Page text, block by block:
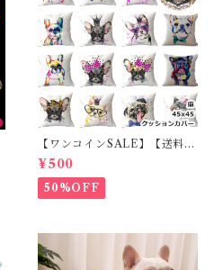
【ワンコインSALE】【送料無
料】KM503G クッションカバ
ー フレンチブルドッグ クリー
ム フレブル
¥500
50%OFF